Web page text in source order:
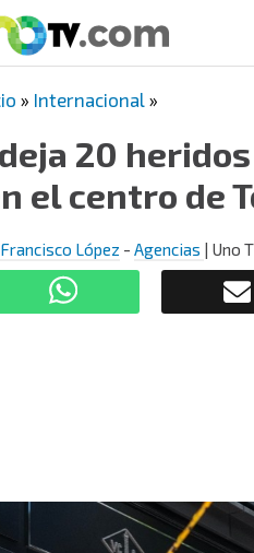
» Internacional »
20
el centro de
Francisco López - Agencias | Uno